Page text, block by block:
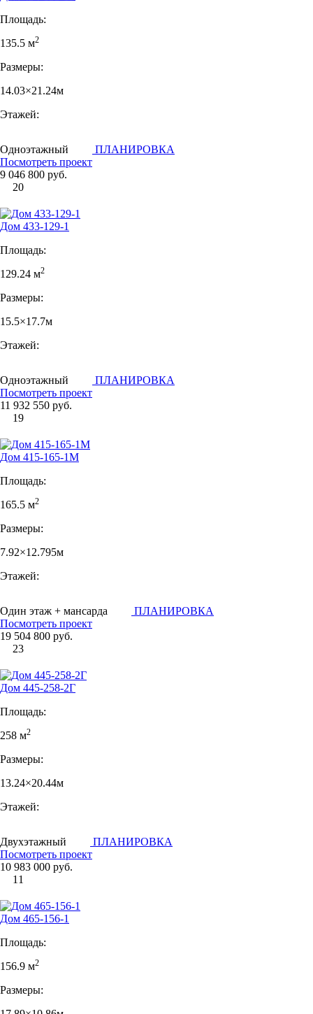
Площадь:
135.5 м2
Размеры:
14.03×21.24м
Этажей:
Одноэтажный
ПЛАНИРОВКА
Посмотреть проект
9 046 800 руб.
20
Дом 433-129-1
Площадь:
129.24 м2
Размеры:
15.5×17.7м
Этажей:
Одноэтажный
ПЛАНИРОВКА
Посмотреть проект
11 932 550 руб.
19
Дом 415-165-1М
Площадь:
165.5 м2
Размеры:
7.92×12.795м
Этажей:
Один этаж + мансарда
ПЛАНИРОВКА
Посмотреть проект
19 504 800 руб.
23
Дом 445-258-2Г
Площадь:
258 м2
Размеры:
13.24×20.44м
Этажей:
Двухэтажный
ПЛАНИРОВКА
Посмотреть проект
10 983 000 руб.
11
Дом 465-156-1
Площадь:
156.9 м2
Размеры: